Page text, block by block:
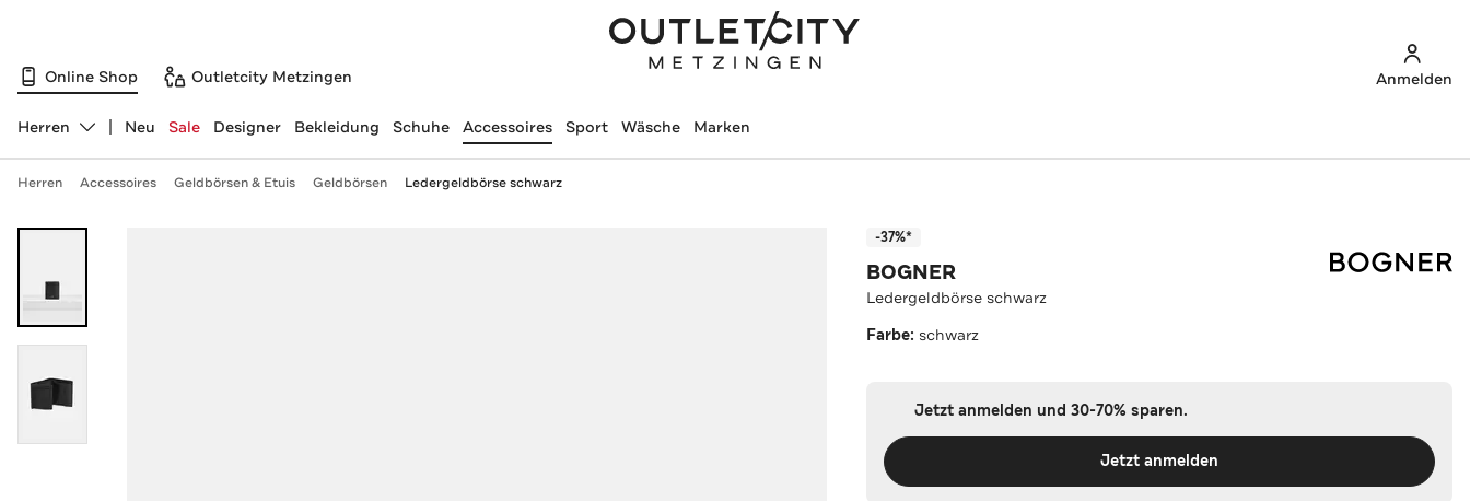
Online Shop Outletcity Metzingen Anmelden
Abteilung ändern, ausgewählt:
Herren Neu Sale Designer Bekleidung Schuhe Accessoires Sport Wäsche Marken
Herren Accessoires Geldbörsen & Etuis Geldbörsen Ledergeldbörse schwarz
-37%*
BOGNER
Ledergeldbörse schwarz
Farbe: schwarz
Jetzt anmelden und 30-70% sparen.
Jetzt anmelden